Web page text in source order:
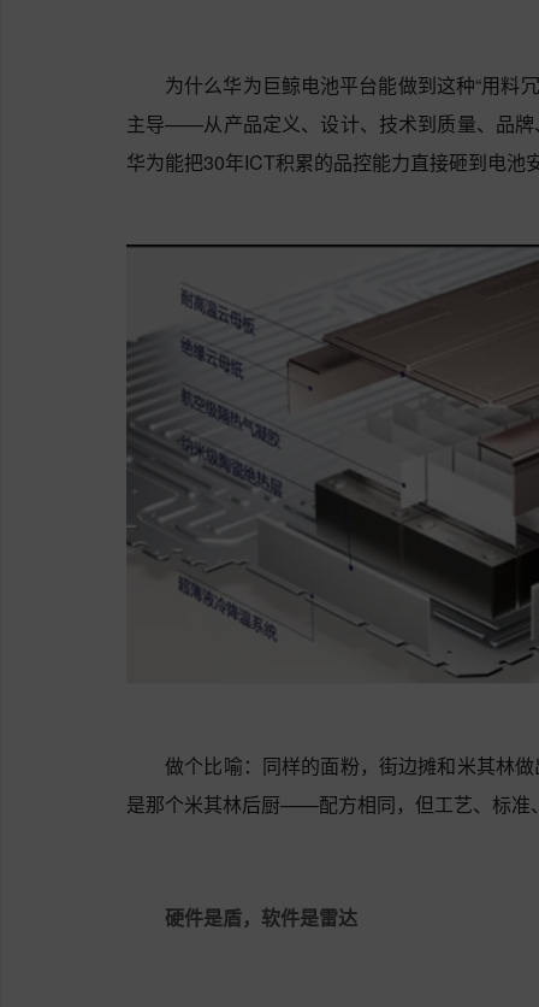
为什么华为巨鲸电池平台能做到这种“用料
主导——从产品定义、设计、技术到质量、品
华为能把30年ICT积累的品控能力直接砸到电池
做个比喻：同样的面粉，街边摊和米其林
是那个米其林后厨——配方相同，但工艺、标准
硬件是盾，软件是雷达